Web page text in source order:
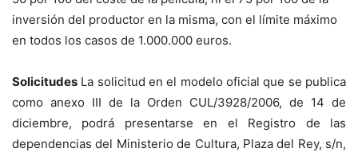
inversión del productor en la misma, con el límite máximo
en todos los casos de 1.000.000 euros.
Solicitudes La solicitud en el modelo oficial que se publica
como anexo III de la Orden CUL/3928/2006, de 14 de
diciembre, podrá presentarse en el Registro de las
dependencias del Ministerio de Cultura, Plaza del Rey, s/n,